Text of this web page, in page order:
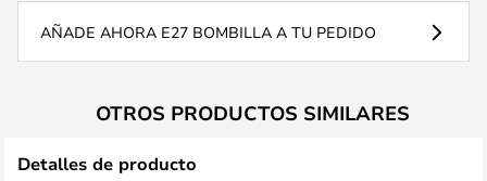
AÑADE AHORA E27 BOMBILLA A TU PEDIDO
OTROS PRODUCTOS SIMILARES
Detalles de producto